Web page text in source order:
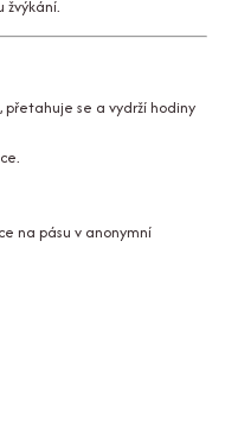
žvýkání.
se a vydrží hodiny
na pásu v anonymní